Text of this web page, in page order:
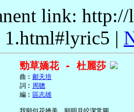
link:
1.html#lyric5 |
勁草嬌花 - 杜麗莎
     曲︰
鄺天培
     詞︰
周聰
     編︰
區志雄